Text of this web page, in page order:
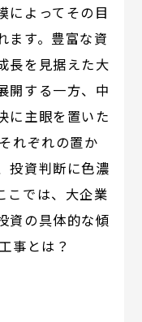
によってその目
ます。豊富な資
長を見据えた大
開する一方、中
に主眼を置いた
れぞれの置か
投資判断に色濃
こでは、大企業
資の具体的な傾
事とは？